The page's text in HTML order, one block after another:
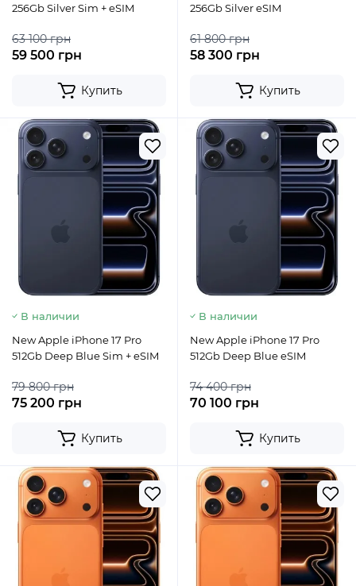
256Gb Silver Sim + eSIM
63 100 грн
59 500 грн
Купить
256Gb Silver eSIM
61 800 грн
58 300 грн
Купить
В наличии
New Apple iPhone 17 Pro
512Gb Deep Blue Sim + eSIM
79 800 грн
75 200 грн
Купить
В наличии
New Apple iPhone 17 Pro
512Gb Deep Blue eSIM
74 400 грн
70 100 грн
Купить